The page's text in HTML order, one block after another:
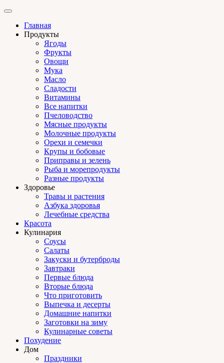
Главная
Продукты
Ягоды
Фрукты
Овощи
Мука
Масло
Сладости
Витамины
Все напитки
Пчеловодство
Мясные продукты
Молочные продукты
Орехи и семечки
Крупы и бобовые
Приправы и зелень
Рыба и морепродукты
Разные продукты
Здоровье
Травы и растения
Азбука здоровья
Лечебные средства
Красота
Кулинария
Соусы
Салаты
Закуски и бутерброды
Завтраки
Первые блюда
Вторые блюда
Что приготовить
Выпечка и десерты
Домашние напитки
Заготовки на зиму
Кулинарные советы
Похудение
Дом
Праздники